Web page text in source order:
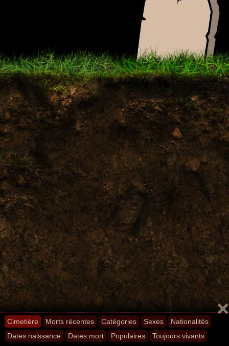
Cimetière Morts récentes Catégories Sexes
Nationalités
Dates naissance
Dates mort Populaires Toujours vivants